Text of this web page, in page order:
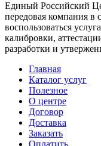
Единый Российский
передовая компания в
воспользоваться
калибровки,
разработки и
Главная
Каталог услуг
Полезное
О центре
Договор
Доставка
Заказать